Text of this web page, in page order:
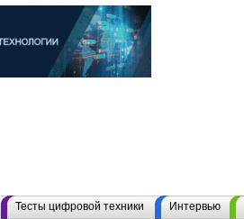
Тесты цифровой техники Интервью